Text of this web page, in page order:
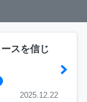
スを信じ
2025.12.22